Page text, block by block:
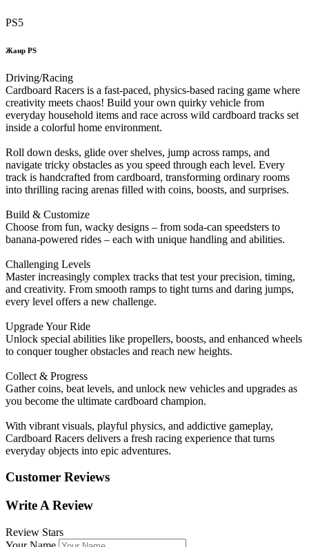
PS5
Жанр PS
Driving/Racing
Cardboard Racers is a fast-paced, physics-based racing game where
creativity meets chaos! Build your own quirky vehicle from
everyday household items and race across wild cardboard tracks set
inside a colorful home environment.
Roll down desks, glide over shelves, jump across ramps, and
navigate tricky obstacles as you speed through each level. Every
track is handcrafted from cardboard, transforming ordinary rooms
into thrilling racing arenas filled with coins, boosts, and surprises.
Build & Customize
Choose from fun, wacky designs – from soda-can speedsters to
banana-powered rides – each with unique handling and abilities.
Challenging Levels
Master increasingly complex tracks that test your precision, timing,
and creativity. From smooth ramps to tight turns and daring jumps,
every level offers a new challenge.
Upgrade Your Ride
Unlock special abilities like propellers, boosts, and enhanced wheels
to conquer tougher obstacles and reach new heights.
Collect & Progress
Gather coins, beat levels, and unlock new vehicles and upgrades as
you become the ultimate cardboard champion.
With vibrant visuals, playful physics, and addictive gameplay,
Cardboard Racers delivers a fresh racing experience that turns
everyday objects into epic adventures.
Customer Reviews
Write A Review
Review Stars